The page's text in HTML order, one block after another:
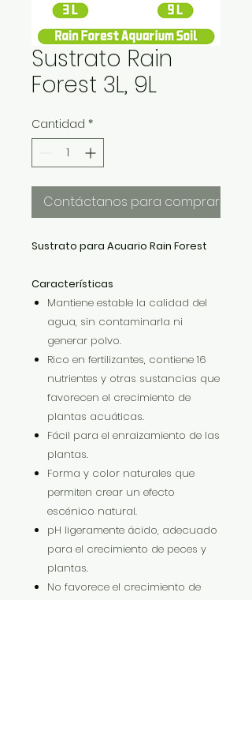
Sustrato Rain
Forest 3L, 9L
Cantidad *
Contáctanos para comprar
Sustrato para Acuario Rain Forest
Características
Mantiene estable la calidad del
agua, sin contaminarla ni
generar polvo.
Rico en fertilizantes, contiene 16
nutrientes y otras sustancias que
favorecen el crecimiento de
plantas acuáticas.
Fácil para el enraizamiento de las
plantas.
Forma y color naturales que
permiten crear un efecto
escénico natural.
pH ligeramente ácido, adecuado
para el crecimiento de peces y
plantas.
No favorece el crecimiento de